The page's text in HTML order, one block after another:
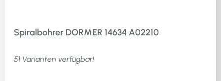
Spiralbohrer DORMER 14634 A02210
51 Varianten verfügbar!